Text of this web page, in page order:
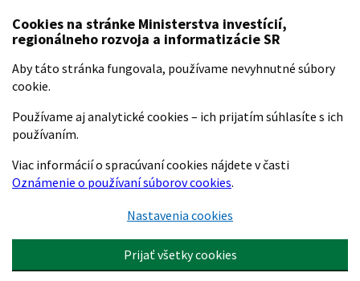
Preskočiť na hlavný obsah
Cookies na stránke Ministerstva investícií,
regionálneho rozvoja a informatizácie SR
Aby táto stránka fungovala, používame nevyhnutné súbory
cookie.
Používame aj analytické cookies – ich prijatím súhlasíte s ich
používaním.
Viac informácií o spracúvaní cookies nájdete v časti
Oznámenie o používaní súborov cookies.
Nastavenia cookies
Prijať všetky cookies